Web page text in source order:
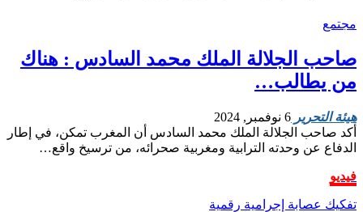
مجتمع
صاحب الجلالة الملك محمد السادس : هناك
من يطالب…
هيئة التحرير 6 نوفمبر, 2024
أكد صاحب الجلالة الملك محمد السادس أن المغرب تمكن، في إطار
الدفاع عن وحدته الترابية ومغربية صحرائه، من ترسيخ واقع…
فيديو
تفكيك عصابة إجرامية رقمية